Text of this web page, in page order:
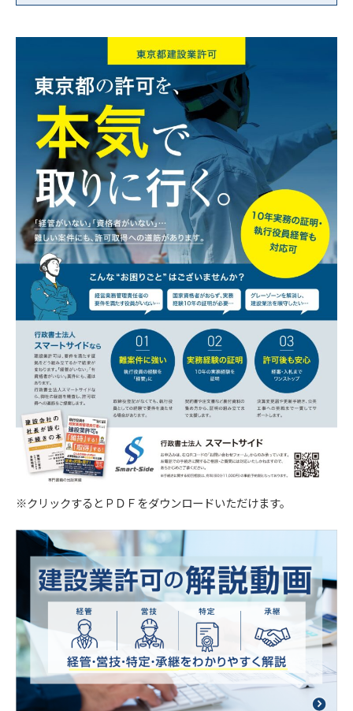
住所：東京都文京区小石川1-3-23 ル・ビジュー
代表者：横内 賢郎
【２．個人情報の取得方法】
当社はユーザーが利用登録をするとき、氏名・生
年月日・住所・電話番号・メールアドレスなど個
人を特定できる情報を取得させていただきます。
お問い合わせフォームやコメントの送信時には、
氏名・電話番号・メールアドレスを取得させてい
ただきます。
【３．個人情報の利用目的】
取得した閲覧・購買履歴等の情報を分析し、ユー
ザー別に適した商品・サービスをお知らせするた
めに利用します。また、取得した閲覧・購買履歴
等の情報は、結果をスコア化した上で当該スコア
を第三者へ提供します。
【４．個人データを安全に管理するための措置】
当社は個人情報を正確かつ最新の内容に保つよう
努め、不正なアクセス・改ざん・漏えい・滅失及
び毀損から保護するため全従業員及び役員に対し
護規程を設け、現場での管理についても定期的に
点検を行っています。
【５．個人データの第三者提供について】
当社は法令及びガイドラインに別段の定めがある
場合を除き、同意を得ないで第三者に個人情報を
提供することは致しません。
【６．保有個人データの開示、訂正】
※クリックするとＰＤＦをダウンロードいただけます。